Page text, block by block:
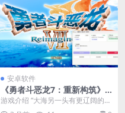
安卓软件
《勇者斗恶龙7：重新构筑》
中文版
游戏介绍 “大海另一头有更辽阔的世
界……就由我们来证明！”故事始于